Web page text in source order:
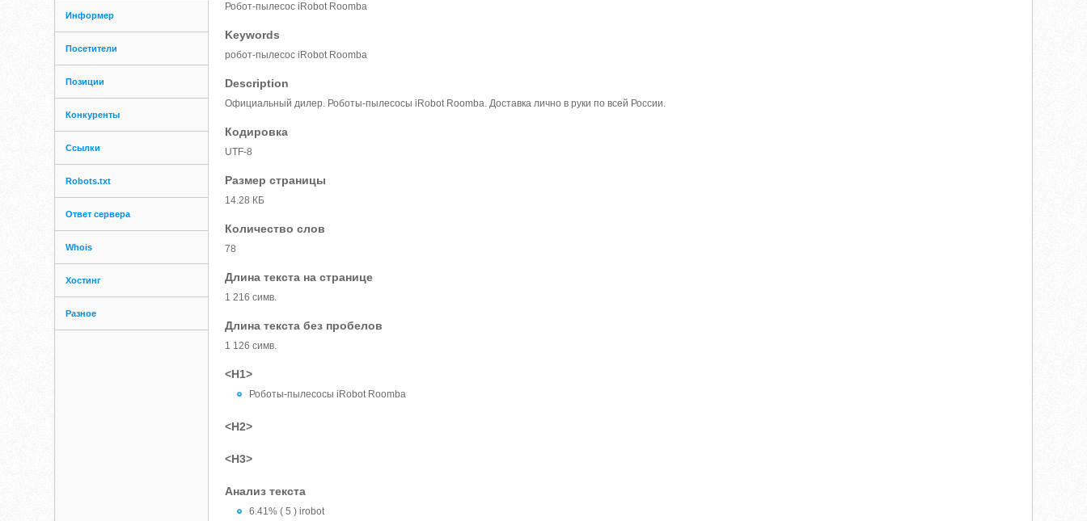
Информер
Посетители
Позиции
Конкуренты
Ссылки
Robots.txt
Ответ сервера
Whois
Хостинг
Разное
Робот-пылесос iRobot Roomba
Keywords
робот-пылесос iRobot Roomba
Description
Официальный дилер. Роботы-пылесосы iRobot Roomba. Доставка лично в руки по всей России.
Кодировка
UTF-8
Размер страницы
14.28 КБ
Количество слов
78
Длина текста на странице
1 216 симв.
Длина текста без пробелов
1 126 симв.
<H1>
Роботы-пылесосы iRobot Roomba
<H2>
<H3>
Анализ текста
6.41% ( 5 ) irobot